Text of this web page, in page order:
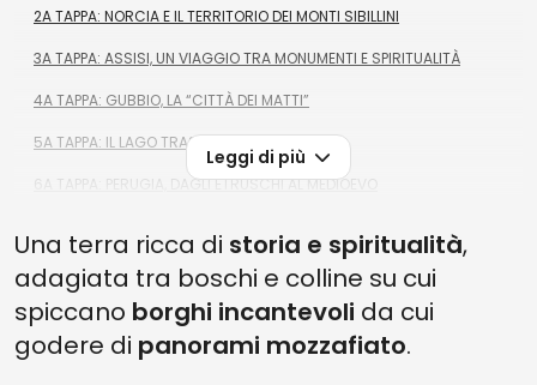
2A TAPPA: NORCIA E IL TERRITORIO DEI MONTI SIBILLINI
3A TAPPA: ASSISI, UN VIAGGIO TRA MONUMENTI E SPIRITUALITÀ
4A TAPPA: GUBBIO, LA “CITTÀ DEI MATTI”
5A TAPPA: IL LAGO TRASIMENO
6A TAPPA: PERUGIA, DAGLI ETRUSCHI AL MEDIOEVO
Leggi di più
Una terra ricca di storia e spiritualità,
adagiata tra boschi e colline su cui
spiccano borghi incantevoli da cui
godere di panorami mozzafiato.